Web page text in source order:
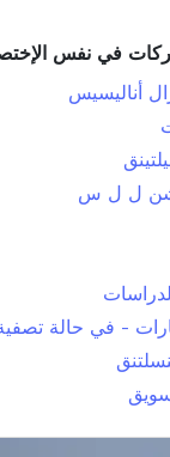
في نفس
أناليسيس
ل ل س
- في حالة